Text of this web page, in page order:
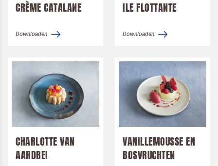
CRÈME CATALANE
Downloaden
ILE FLOTTANTE
Downloaden
CHARLOTTE VAN
AARDBEI
VANILLEMOUSSE EN
BOSVRUCHTEN
Om spam te bestrijden, selecteer hieronder de
Ik ben een horeca professional
Door op versturen te klikken, ga je akkoord metonze voorwaarden.
VERSTUREN